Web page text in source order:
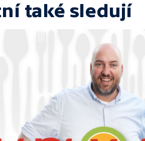
také sledují